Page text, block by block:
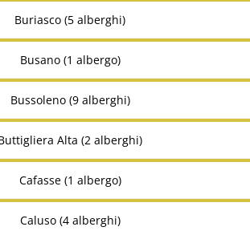
Buriasco (5 alberghi)
Busano (1 albergo)
Bussoleno (9 alberghi)
Alta (2 alberghi)
Cafasse (1 albergo)
Caluso (4 alberghi)